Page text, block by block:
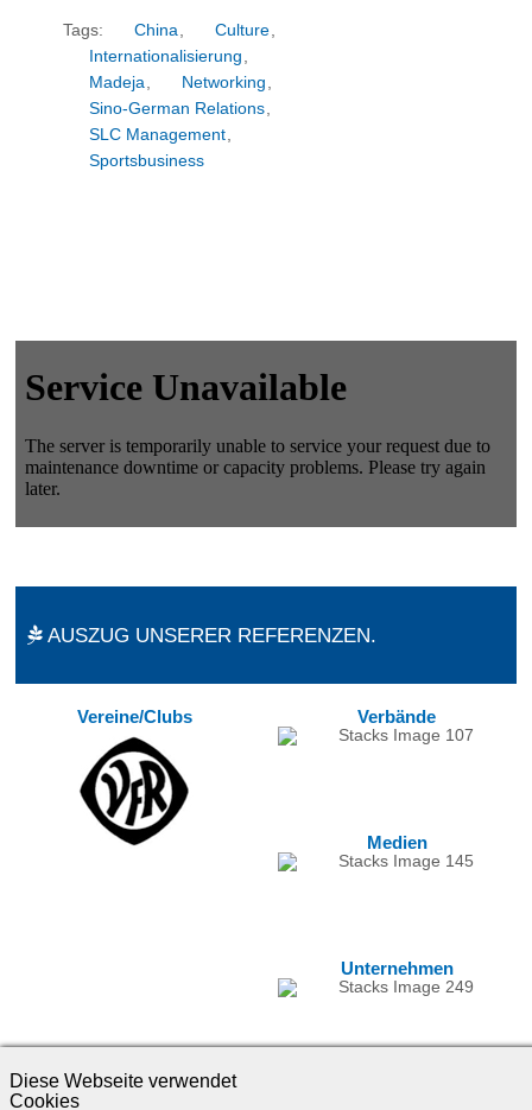
Tags: China, Culture,
Internationalisierung ,
Madeja, Networking ,
Sino-German Relations,
SLC Management,
Sportsbusiness
AUSZUG UNSERER REFERENZEN.
Vereine/Clubs Verbände
Medien
Unternehmen
Diese Webseite verwendet
Cookies